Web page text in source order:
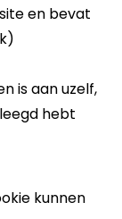
en bevat
is aan uzelf,
hebt
kunnen